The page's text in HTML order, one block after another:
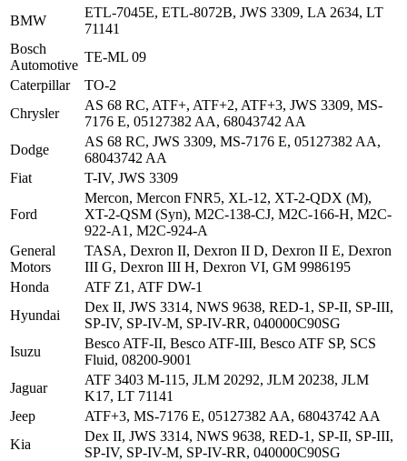
BMW
ETL-7045E, ETL-8072B, JWS 3309, LA 2634, LT
71141
Bosch
Automotive
TE-ML 09
Caterpillar
TO-2
Chrysler
AS 68 RC, ATF+, ATF+2, ATF+3, JWS 3309, MS-
7176 E, 05127382 AA, 68043742 AA
Dodge
AS 68 RC, JWS 3309, MS-7176 E, 05127382 AA,
68043742 AA
Fiat
T-IV, JWS 3309
Ford
Mercon, Mercon FNR5, XL-12, XT-2-QDX (M),
XT-2-QSM (Syn), M2C-138-CJ, M2C-166-H, M2C-
922-A1, M2C-924-A
General
Motors
TASA, Dexron II, Dexron II D, Dexron II E, Dexron
III G, Dexron III H, Dexron VI, GM 9986195
Honda
ATF Z1, ATF DW-1
Hyundai
Dex II, JWS 3314, NWS 9638, RED-1, SP-II, SP-III,
SP-IV, SP-IV-M, SP-IV-RR, 040000C90SG
Isuzu
Besco ATF-II, Besco ATF-III, Besco ATF SP, SCS
Fluid, 08200-9001
Jaguar
ATF 3403 M-115, JLM 20292, JLM 20238, JLM
K17, LT 71141
Jeep
ATF+3, MS-7176 E, 05127382 AA, 68043742 AA
Kia
Dex II, JWS 3314, NWS 9638, RED-1, SP-II, SP-III,
SP-IV, SP-IV-M, SP-IV-RR, 040000C90SG